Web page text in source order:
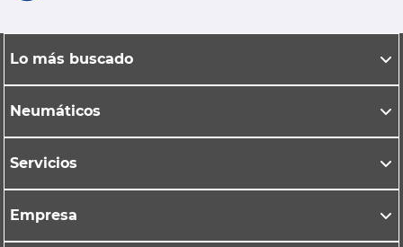
Lo más buscado
Neumáticos
Servicios
Empresa